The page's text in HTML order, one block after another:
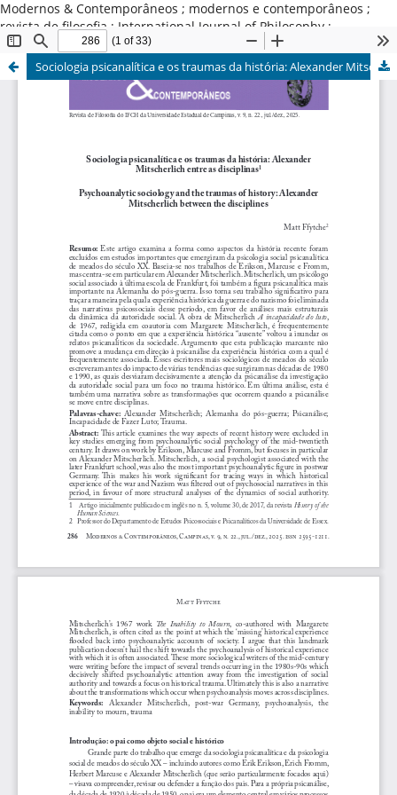
Modernos & Contemporâneos ; modernos e contemporâneos ;
revista de filosofia ; International Journal of Philosophy ;
Universidade Estadual de Campinas ; Brasil
Sociologia psicanalítica e os traumas da história: Alexander Mitscherlich entre as disciplinas